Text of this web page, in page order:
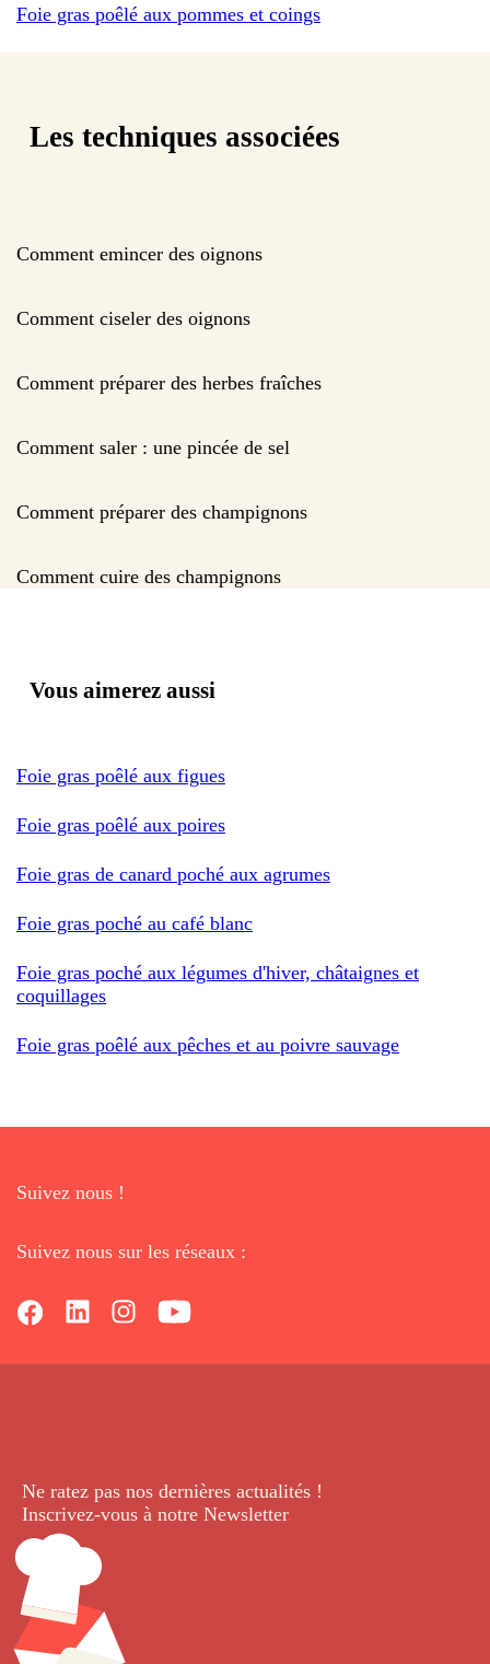
Foie gras poêlé aux pommes et coings
Les techniques associées
Comment emincer des oignons
Comment ciseler des oignons
Comment préparer des herbes fraîches
Comment saler : une pincée de sel
Comment préparer des champignons
Comment cuire des champignons
Vous aimerez aussi
Foie gras poêlé aux figues
Foie gras poêlé aux poires
Foie gras de canard poché aux agrumes
Foie gras poché au café blanc
Foie gras poché aux légumes d'hiver, châtaignes et
coquillages
Foie gras poêlé aux pêches et au poivre sauvage
Suivez nous !
Suivez nous sur les réseaux :
Ne ratez pas nos dernières actualités !
Inscrivez-vous à notre Newsletter.